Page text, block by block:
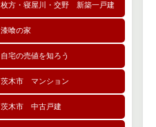
枚方・寝屋川・交野 新築一戸建
漆喰の家
自宅の売値を知ろう
茨木市 マンション
茨木市 中古戸建